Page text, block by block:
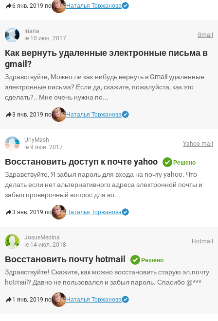
6 янв. 2019 по Наталья Торжанова
Iriana
le 10 июн. 2017
Gmail
Как вернуть удаленные электронные письма в
gmail?
Здравствуйте, Можно ли как-нибудь вернуть в Gmail удаленные
электронные письма? Если да, скажите, пожалуйста, как это
сделать?.. Мне очень нужна по...
3 янв. 2019 по Наталья Торжанова
UriyMash
le 9 июн. 2017
Yahoo mail
Восстановить доступ к почте yahoo Решено
Здравствуйте, Я забыл пароль для входа на почту yahoo. Что
делать если нет альтернативного адреса электронной почты и
забыл проверочный вопрос для во...
3 янв. 2019 по Наталья Торжанова
JosueMedina
le 14 июл. 2018
Hotmail
Восстановить почту hotmail Решено
Здравствуйте! Скажите, как можно восстановить старую эл.почту
hotmail? Давно не пользовался и забыл пароль. Спасибо @***
1 янв. 2019 по Наталья Торжанова